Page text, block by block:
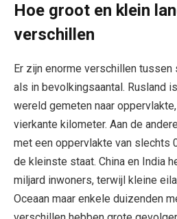
Hoe groot en klein
verschillen
Er zijn enorme verschillen
als in bevolkingsaantal. Rusland
wereld gemeten naar
vierkante kilometer. Aan de
met een oppervlakte van slechts
de kleinste staat. China en India
miljard inwoners, terwijl kleine
Oceaan maar enkele duizenden